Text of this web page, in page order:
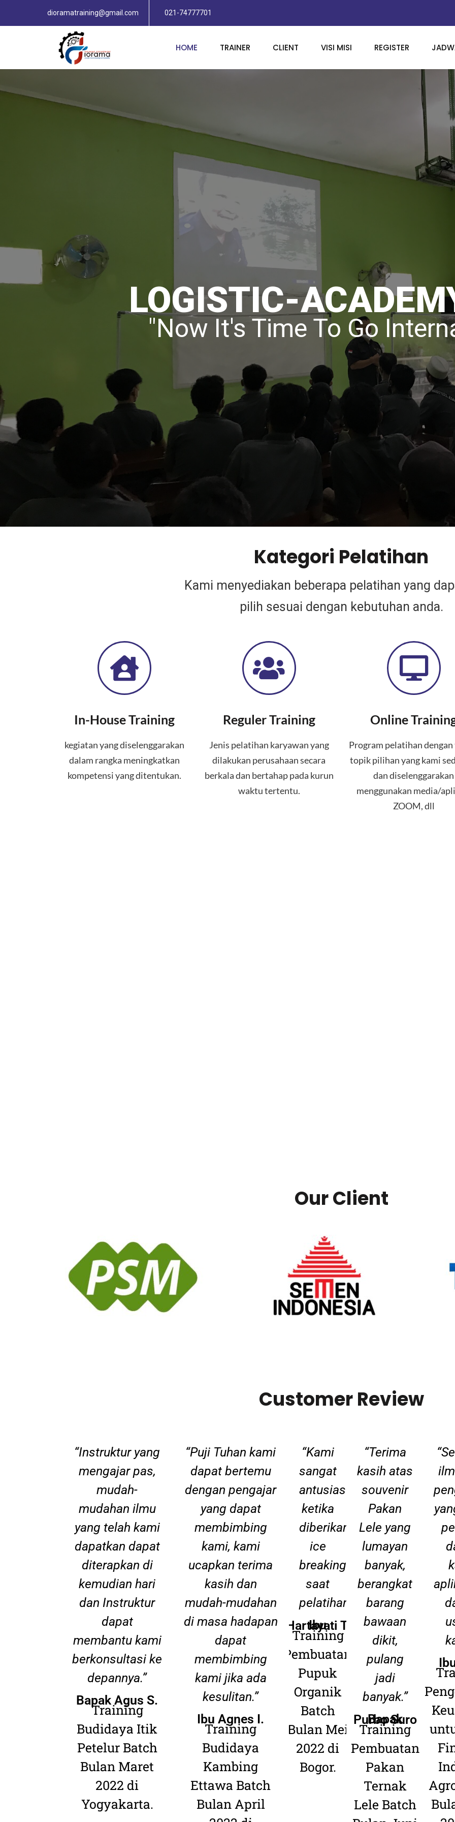
dioramatraining@gmail.com 021-74777701
HOME TRAINER CLIENT VISI MISI REGISTER
LOGISTIC-
"Now It's Time To Go
Kategori Pelatihan
Kami menyediakan beberapa pelatihan yang
pilih sesuai dengan kebutuhan anda.
In-House Training
kegiatan yang diselenggarakan
dalam rangka meningkatkan
kompetensi yang ditentukan.
Reguler Training
Jenis pelatihan karyawan yang
dilakukan perusahaan secara
berkala dan bertahap pada kurun
waktu tertentu.
Online
Program pelatihan
topik pilihan yang kami
dan diselenggarakan
menggunakan media/
ZOOM, dll
Our Client
Customer Review
“Instruktur yang
mengajar pas,
mudah-
mudahan ilmu
yang telah kami
dapatkan dapat
diterapkan di
kemudian hari
dan Instruktur
dapat
membantu kami
berkonsultasi ke
depannya.”
Bapak Agus S.
Training
Budidaya Itik
Petelur Batch
Bulan Maret
2022 di
Yogyakarta.
“Puji Tuhan kami
dapat bertemu
dengan pengajar
yang dapat
membimbing
kami, kami
ucapkan terima
kasih dan
mudah-mudahan
di masa hadapan
dapat
membimbing
kami jika ada
kesulitan.”
Ibu Agnes I.
Training
Budidaya
Kambing
Ettawa Batch
Bulan April
“Kami
sangat
antusias
ketika
diberikan
ice
breaking
saat
pelatihan”.
Ibu Hartayati T.
Training
Pembuatan
Pupuk
Organik
Batch
Bulan Mei
2022 di
Bogor.
“Terima
kasih atas
souvenir
Pakan
Lele yang
lumayan
banyak,
berangkat
barang
bawaan
dikit,
pulang
jadi
banyak.”
Bapak Purbo Suro
Training
Pembuatan
Pakan
Ternak
Lele Batch